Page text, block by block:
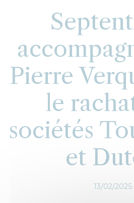
Pierre
le
sociétés
et
13/02/2025